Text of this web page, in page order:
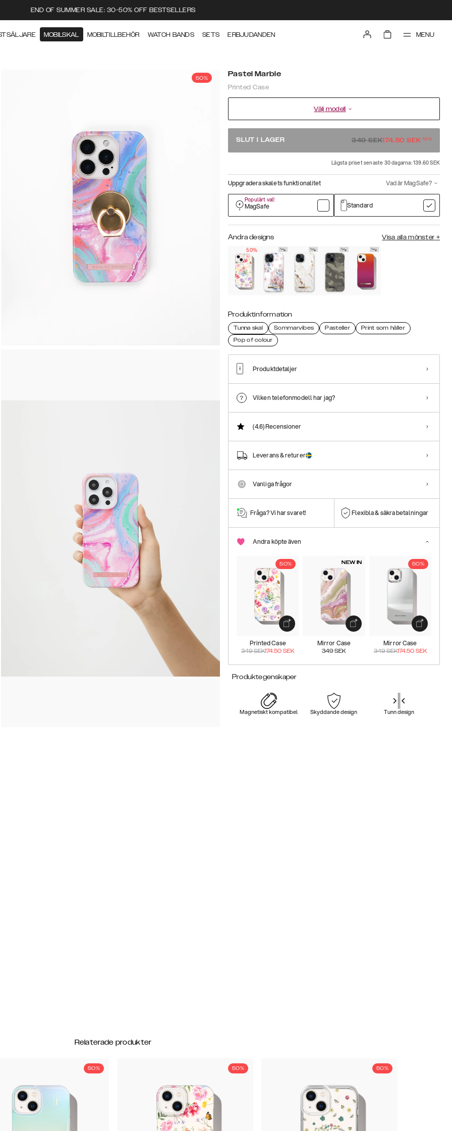
END OF SUMMER SALE: 30-50% OFF BESTSELLERS
MOBILSKAL MOBILTILLBEHÖR WATCH BANDS SETS ERBJUDANDEN MENU
50% Pastel Marble
Printed Case
Välj modell
SLUT I LAGER 349SEK174.50 SEK-50%
Lägsta priset senaste 30 dagarna: 139.60 SEK
Uppgradera skalets funktionalitet Vad är MagSafe?
Populärt val!
MagSafe Standard
Andra designs Visa alla mönster +
50%
Produktinformation
Tunna skal Sommarvibes Pasteller
Print som håller
Pop of colour
Produktdetaljer
Vilken telefonmodell har jag?
(4.6)Recensioner
Leverans & returer
Vanliga frågor
Fråga? Vi har svaret! Flexibla & säkra betalningar
Andra köpte även
50%
Printed Case
349SEK174.50 SEK
NEW IN
Mirror Case
349 SEK
50%
Mirror Case
349SEK174.50 SEK
Produktegenskaper
Magnetiskt kompatibel Skyddande design Tunn design
Relaterade produkter
50% 50% 50%